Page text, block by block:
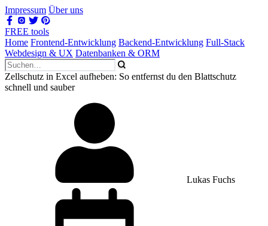
Impressum Über uns
FREE tools
Home Frontend-Entwicklung Backend-Entwicklung Full-Stack
Webdesign & UX Datenbanken & ORM
Zellschutz in Excel aufheben: So entfernst du den Blattschutz
schnell und sauber
Lukas Fuchs